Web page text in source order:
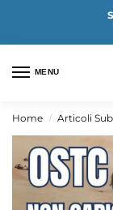
MENU
Home / Articoli